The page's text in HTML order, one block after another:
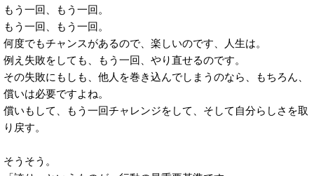
もう一回、もう一回。
もう一回、もう一回。
何度でもチャンスがあるので、楽しいのです、人生は。
例え失敗をしても、もう一回、やり直せるのです。
その失敗にもしも、他人を巻き込んでしまうのなら、もちろん、
償いは必要ですよね。
償いもして、もう一回チャレンジをして、そして自分らしさを取
り戻す。
そうそう。